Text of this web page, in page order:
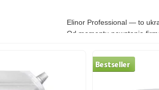
Elinor Professional — to
Od momentu powstania
typu włosów. Produkcja
produkcji.Bestseller